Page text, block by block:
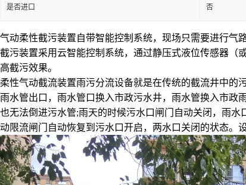
是否进口 否
气动柔性截污装置自带智能控制系统，现场只需要进行气
截污装置采用云智能控制系统，通过静压式液位传感器（
高截污效果。
柔性气动截流装置雨污分流设备就是在传统的截流井中的
雨水管出口，雨水管口换入市政污水井，雨水管换入市政
也无法倒进污水管;雨天的时候污水口闸门自动关闭，雨
动限流闸门自动恢复到污水口开启，两水口关闭的状态。